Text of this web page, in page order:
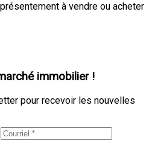
à vendre ou acheter
immobilier !
pour recevoir les nouvelles